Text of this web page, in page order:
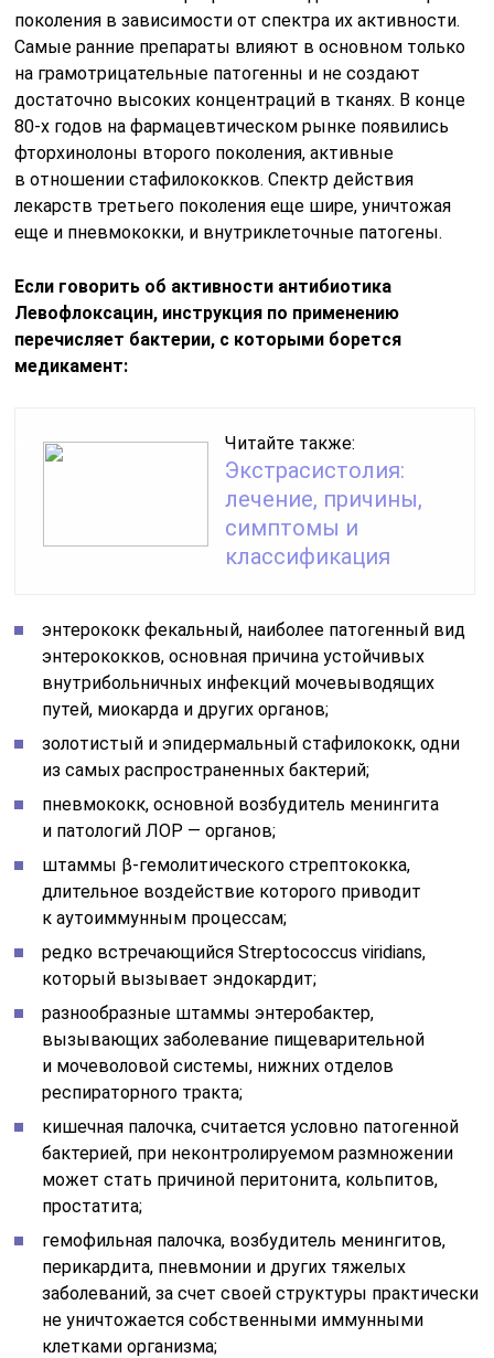
поколения в зависимости от спектра их активности.
Самые ранние препараты влияют в основном только
на грамотрицательные патогенны и не создают
достаточно высоких концентраций в тканях. В конце
80-х годов на фармацевтическом рынке появились
фторхинолоны второго поколения, активные
в отношении стафилококков. Спектр действия
лекарств третьего поколения еще шире, уничтожая
еще и пневмококки, и внутриклеточные патогены.
Если говорить об активности антибиотика
Левофлоксацин, инструкция по применению
перечисляет бактерии, с которыми борется
медикамент:
Читайте также:
Экстрасистолия:
лечение, причины,
симптомы и
классификация
энтерококк фекальный, наиболее патогенный вид
энтерококков, основная причина устойчивых
внутрибольничных инфекций мочевыводящих
путей, миокарда и других органов;
золотистый и эпидермальный стафилококк, одни
из самых распространенных бактерий;
пневмококк, основной возбудитель менингита
и патологий ЛОР — органов;
штаммы β-гемолитического стрептококка,
длительное воздействие которого приводит
к аутоиммунным процессам;
редко встречающийся Streptococcus viridians,
который вызывает эндокардит;
разнообразные штаммы энтеробактер,
вызывающих заболевание пищеварительной
и мочеволовой системы, нижних отделов
респираторного тракта;
кишечная палочка, считается условно патогенной
бактерией, при неконтролируемом размножении
может стать причиной перитонита, кольпитов,
простатита;
гемофильная палочка, возбудитель менингитов,
перикардита, пневмонии и других тяжелых
заболеваний, за счет своей структуры практически
не уничтожается собственными иммунными
клетками организма;